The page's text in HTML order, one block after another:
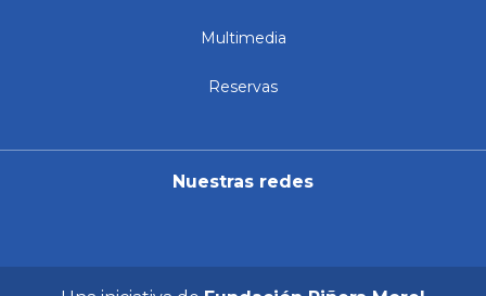
Multimedia
Reservas
Nuestras redes